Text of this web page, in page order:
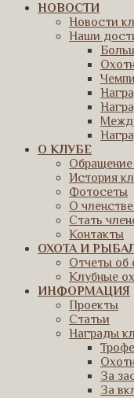
НОВОСТИ
Новости
Наши
О КЛУБЕ
Обращение
История
Фотосеты
О
Стать
Контакты
ОХОТА И
Отчеты об
Клубные
ИНФОРМАЦИЯ
Проекты
Статьи
Награды
За
За